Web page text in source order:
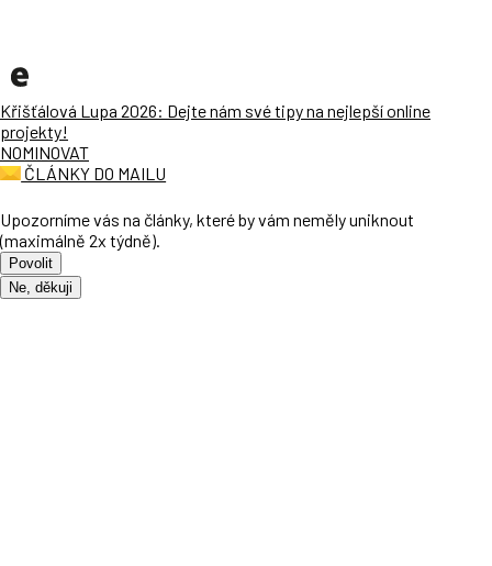
Křišťálová Lupa 2026: Dejte nám své tipy na nejlepší online
projekty!
NOMINOVAT
ČLÁNKY DO MAILU
Upozorníme vás na články, které by vám neměly uniknout
(maximálně 2x týdně).
Povolit
Ne, děkuji